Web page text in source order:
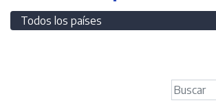
Todos los países